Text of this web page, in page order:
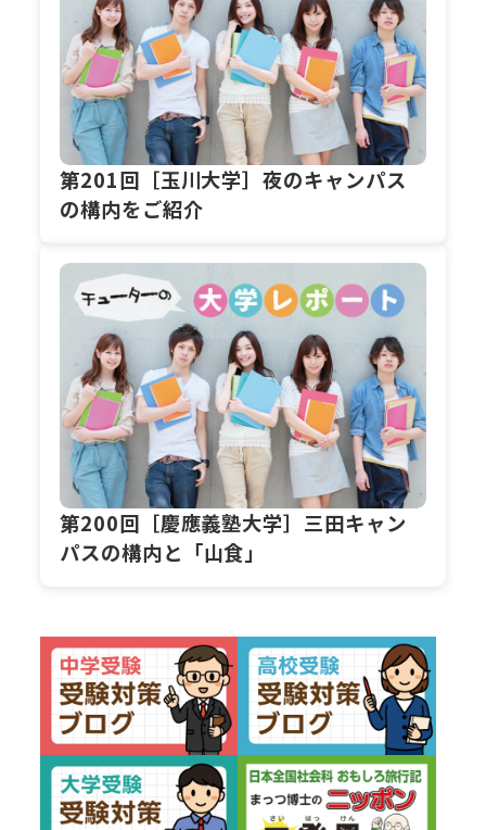
第201回［玉川大学］夜のキャンパス
の構内をご紹介
第200回［慶應義塾大学］三田キャン
パスの構内と「山食」